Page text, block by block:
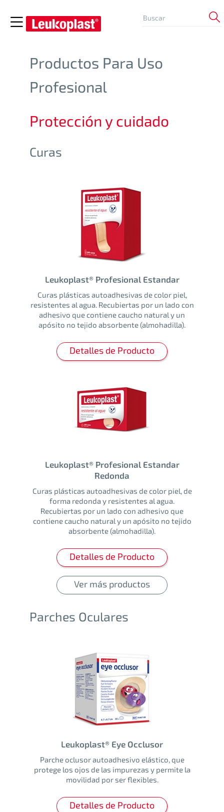
Productos Para Uso
Profesional
Protección y cuidado
Curas
Leukoplast® Profesional Estandar
Curas plásticas autoadhesivas de color piel,
resistentes al agua. Recubiertas por un lado con
adhesivo que contiene caucho natural y un
apósito no tejido absorbente (almohadilla).
Detalles de Producto
Leukoplast® Profesional Estandar
Redonda
Curas plásticas autoadhesivas de color piel, de
forma redonda y resistentes al agua.
Recubiertas por un lado con adhesivo que
contiene caucho natural y un apósito no tejido
absorbente (almohadilla).
Detalles de Producto
Ver más productos
Parches Oculares
Leukoplast® Eye Occlusor
Parche oclusor autoadhesivo elástico, que
protege los ojos de las impurezas y permite la
movilidad por ser flexibles.
Detalles de Producto